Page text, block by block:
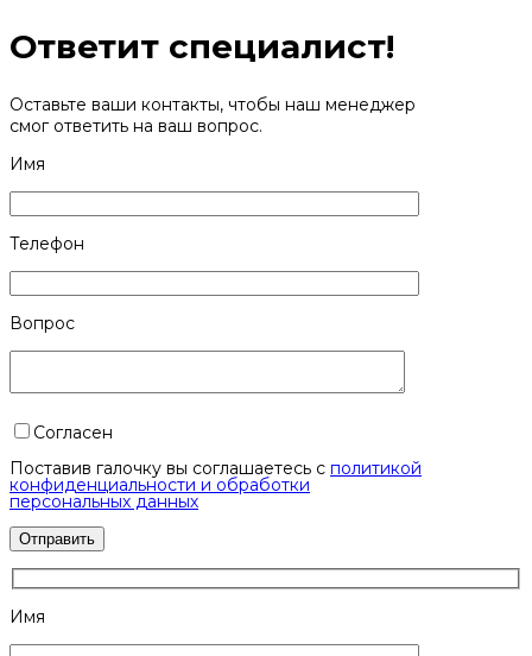
Ответит специалист!
Оставьте ваши контакты, чтобы наш менеджер
смог ответить на ваш вопрос.
Имя
Телефон
Вопрос
Согласен
Поставив галочку вы соглашаетесь с политикой
конфиденциальности и обработки
персональных данных
Имя